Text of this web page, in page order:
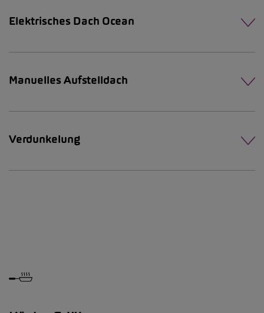
Elektrisches Dach Ocean
Manuelles Aufstelldach
Verdunkelung